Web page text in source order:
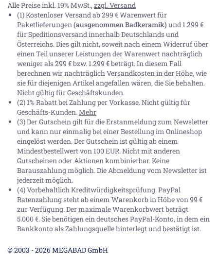
Alle Preise inkl. 19% MwSt., zzgl. Versand
(1) Kostenloser Versand ab 299 € Warenwert für
Paketlieferungen(ausgenommen Badkeramik) und 1.299 €
für Speditionsversand innerhalb Deutschlands und
Österreichs. Dies gilt nicht, soweit nach einem Widerruf über
einen Teil unserer Leistungen der Warenwert nachträglich
weniger als 299 € bzw. 1.299 € beträgt. In diesem Fall
berechnen wir nachträglich Versandkosten in der Höhe, wie
sie für diejenigen Artikel angefallen wären, die Sie behalten.
Nicht gültig für Geschäftskunden.
(2) 1% Rabatt bei Zahlung per Vorkasse. Nicht gültig für
Geschäfts-Kunden.Mehr
(3) Der Gutschein gilt für die Erstanmeldung zum Newsletter
und kann nur einmalig bei einer Bestellung im Onlineshop
eingelöst werden. Der Gutschein ist gültig ab einem
Mindestbestellwert von 100 EUR. Nicht mit anderen
Gutscheinen oder Aktionen kombinierbar. Keine
Barauszahlung möglich. Die Abmeldung vom Newsletter ist
jederzeit möglich.
(4) Vorbehaltlich Kreditwürdigkeitsprüfung. PayPal
Ratenzahlung steht ab einem Warenkorb in Höhe von99 €
zur Verfügung. Der maximale Warenkorbwert beträgt
5.000 €. Sie benötigen ein deutsches PayPal-Konto, in dem ein
Bankkonto als Zahlungsquelle hinterlegt und bestätigt ist.
© 2003 - 2026 MEGABAD GmbH